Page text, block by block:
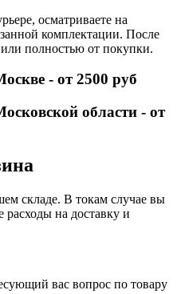
осматриваете на
комплектации. После
полностью от покупки.
- от 2500 руб
области - от
складе. В токам случае вы
расходы на доставку и
вас вопрос по товару